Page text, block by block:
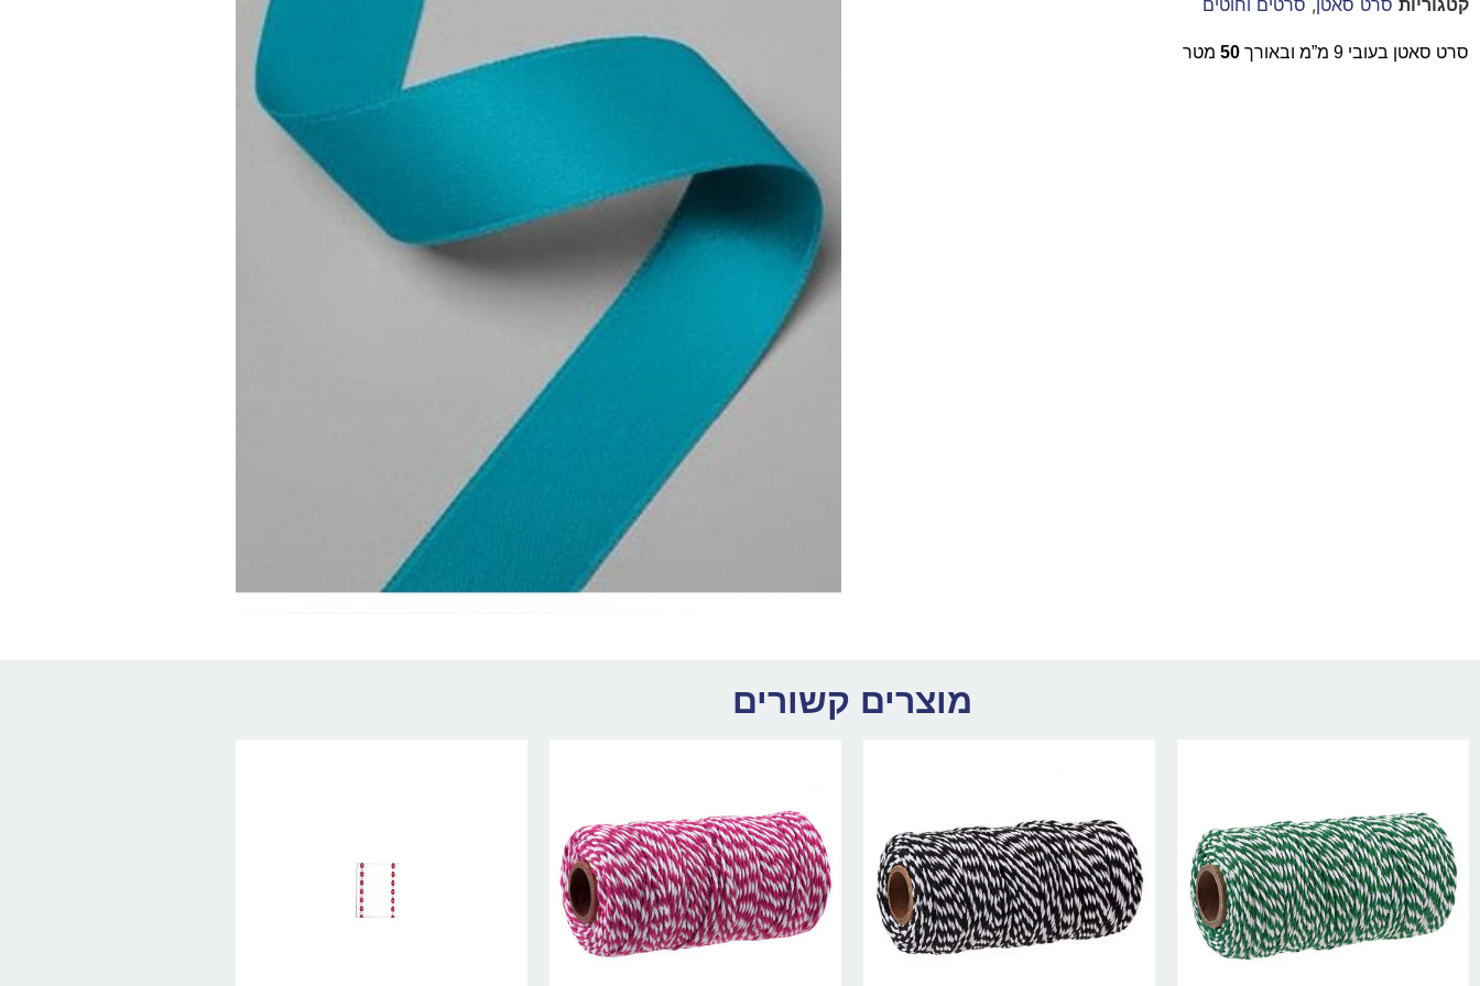
סרט סאטן בעובי 9 מ”מ ובאורך 50 מטר
מוצרים קשורים